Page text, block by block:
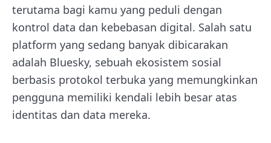
terutama bagi kamu yang peduli dengan
kontrol data dan kebebasan digital. Salah satu
platform yang sedang banyak dibicarakan
adalah Bluesky, sebuah ekosistem sosial
berbasis protokol terbuka yang memungkinkan
pengguna memiliki kendali lebih besar atas
identitas dan data mereka.